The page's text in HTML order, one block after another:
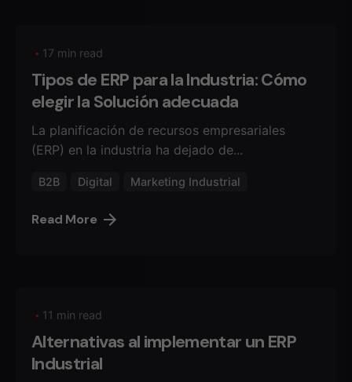
17 min read
Tipos de ERP para la Industria: Cómo
elegir la Solución adecuada
La planificación de recursos empresariales
(ERP) en la industria ha dejado de...
B2B Digital Marketing Industrial
Read More
11 min read
Alternativas al implementar un ERP
Industrial